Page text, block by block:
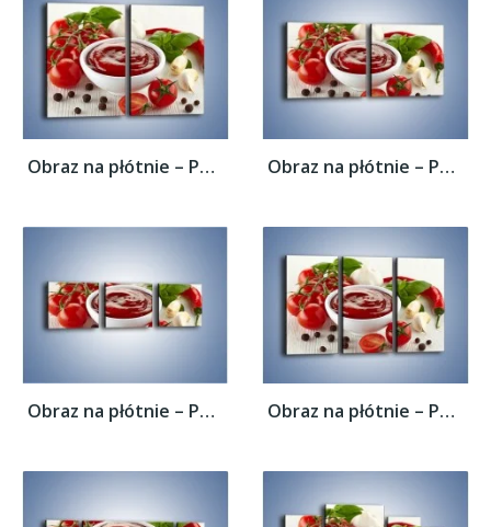
Obraz na płótnie – Pomidorowy przecier do... Obraz na płótnie – Pomidorowy przecier do...
Obraz na płótnie – Pomidorowy przecier do... Obraz na płótnie – Pomidorowy przecier do...